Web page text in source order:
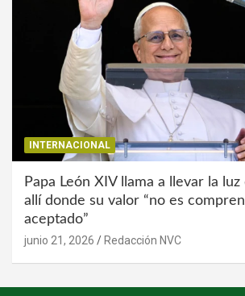
INTERNACIONAL
Papa León XIV llama a llevar la
allí donde su valor “no es
aceptado”
junio 21, 2026 Redacción NVC